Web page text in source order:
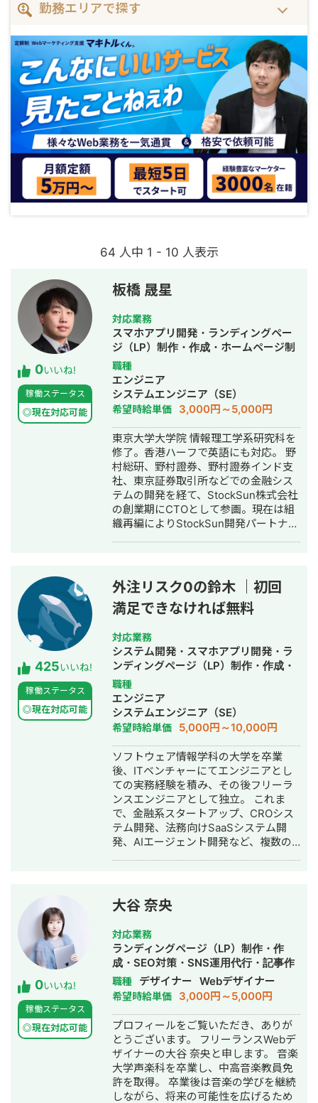
勤務エリアで探す
64 人中 1 - 10 人表示
0いいね!
稼働ステータス
◎現在対応可能
板橋 晟星
対応業務
スマホアプリ開発・ランディングペー
ジ（LP）制作・作成・ホームページ制
作・作成・バナー制作・デザイン・漫
画制作・AI活用
職種
エンジニア
システムエンジニア（SE）
希望時給単価 3,000円～5,000円
東京大学大学院 情報理工学系研究科を
修了。香港ハーフで英語にも対応。 野
村総研、野村證券、野村證券インド支
社、東京証券取引所などでの金融シス
テムの開発を経て、StockSun株式会社
の創業期にCTOとして参画。現在は組
織再編によりStockSun開発パートナー
ンス名鑑、マッチングアプリのフェリ
恋、年収チャンネルの転職者と企業の
マッチングサービスである年収スカウ
開発。近年はChatGPTを用いたチャッ
トボットやパワポスライド自動生成シ
ステム等、AIを活用したシステムも多
数開発している。 チームを組んで複数
人で開発すると品質が落ちやすいた
め、要件定義からプログラミング含め
自身1人で全て完結することにより、１
つ１つのシステムの品質にこだわって
開発する方針をとっている。開発速度
も早く、品質の良いサービスを最速か
つ他より安い価格で開発できる。 得意
領域はAI開発・Web開発・スマホアプ
リ・社内システムなどITシステム全般
の開発。 インタビュー記事はこちら
425いいね!
稼働ステータス
◎現在対応可能
外注リスク0の鈴木 ｜初回
満足できなければ無料
対応業務
システム開発・スマホアプリ開発・ラ
ンディングページ（LP）制作・作成・
ECサイト構築・ネットショップ作成代
行・SEO対策・新規事業立上・SNS運
用代行・記事作成代行・ライティン
グ・翻訳・ホームページ制作・作成・
バナー制作・デザイン・ロゴデザイ
ン・作成・イラスト制作・動画制作・
動画編集・AI活用
職種
エンジニア
システムエンジニア（SE）
希望時給単価 5,000円～10,000円
ソフトウェア情報学科の大学を卒業
後、ITベンチャーにてエンジニアとし
ての実務経験を積み、その後フリーラ
ンスエンジニアとして独立。 これま
で、金融系スタートアップ、CROシス
テム開発、法務向けSaaSシステム開
発、AIエージェント開発など、複数の
得意としており、要件定義、設計、実
装、本番リリース、運用改善まで一貫
して対応しています。 特に、仕様が複
雑な業務システムや、要件がまだ固ま
りきっていない新規開発において、事
業目的を整理しながら、正確にスピー
ド感を持って形にしていくことを強み
としています。 いまはスタートアップ
案件にてAIエージェント開発にも携わ
っており、AI活用した業務効率化、新
機能開発、既存プロダクトへのAI機能
の組み込みなどにも対応しています。
単純に言われたものを作るだけではな
く、事業として使える形に落とし込む
ことを重視し、開発の初期段階からリ
0いいね!
稼働ステータス
◎現在対応可能
大谷 奈央
対応業務
ランディングページ（LP）制作・作
成・SEO対策・SNS運用代行・記事作
成代行・ライティング・ホームページ
制作・作成・バナー制作・デザイン・
AI活用
職種 デザイナー Webデザイナー
希望時給単価 3,000円～5,000円
プロフィールをご覧いただき、ありが
とうございます。 フリーランスWebデ
ザイナーの大谷 奈央と申します。 音楽
大学声楽科を卒業し、中高音楽教員免
許を取得。 卒業後は音楽の学びを継続
しながら、将来の可能性を広げるため